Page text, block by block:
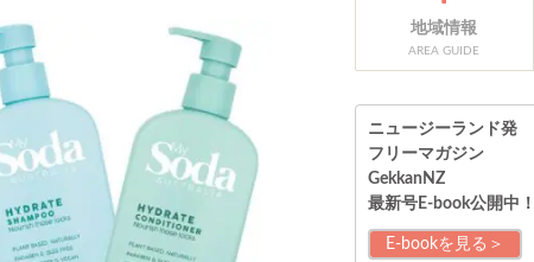
地域情報
AREA GUIDE
ニュージーランド発
フリーマガジン
GekkanNZ
最新号E-book公開中！
E-bookを見る＞